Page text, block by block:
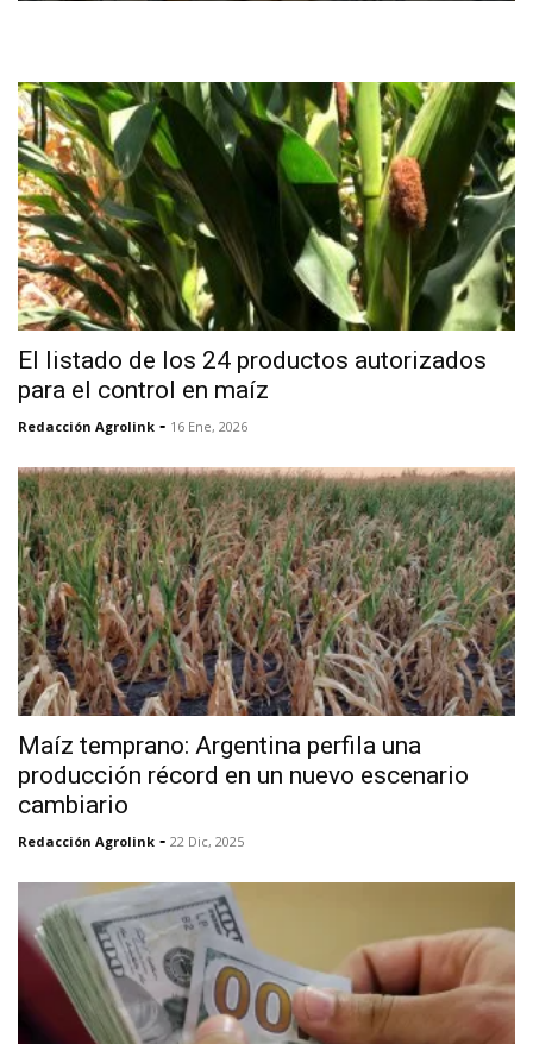
El listado de los 24 productos autorizados
para el control en maíz
Redacción Agrolink - 16 Ene, 2026
Maíz temprano: Argentina perfila una
producción récord en un nuevo escenario
cambiario
Redacción Agrolink - 22 Dic, 2025